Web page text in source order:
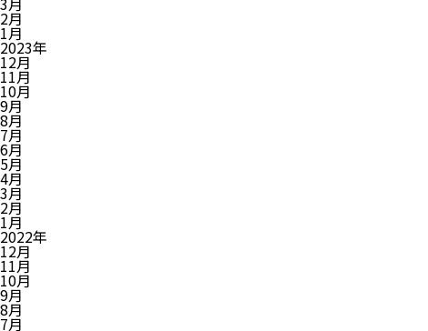
2月
1月
2023年
12月
11月
10月
9月
8月
7月
6月
5月
4月
3月
2月
1月
2022年
12月
11月
10月
9月
8月
7月